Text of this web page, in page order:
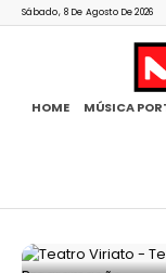
Sábado, 8 De Agosto De 2026
HOME MÚSICA